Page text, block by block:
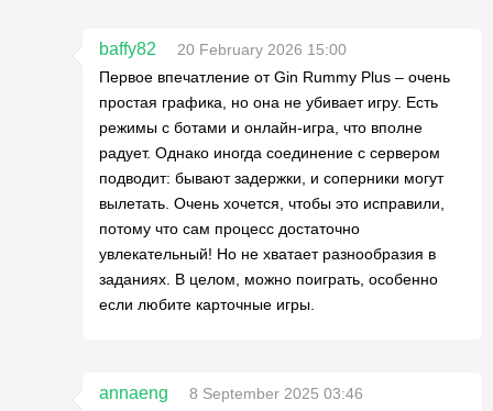
baffy82
20 February 2026 15:00
Первое впечатление от Gin Rummy Plus – очень
простая графика, но она не убивает игру. Есть
режимы с ботами и онлайн-игра, что вполне
радует. Однако иногда соединение с сервером
подводит: бывают задержки, и соперники могут
вылетать. Очень хочется, чтобы это исправили,
потому что сам процесс достаточно
увлекательный! Но не хватает разнообразия в
заданиях. В целом, можно поиграть, особенно
если любите карточные игры.
annaeng
8 September 2025 03:46